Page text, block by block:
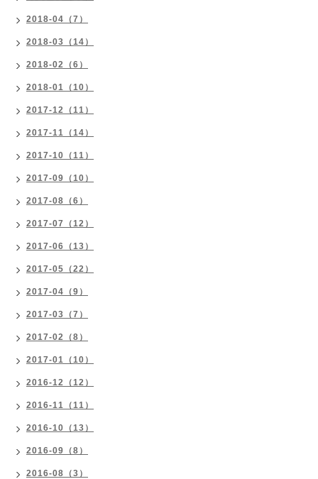
2018-04（7）
2018-03（14）
2018-02（6）
2018-01（10）
2017-12（11）
2017-11（14）
2017-10（11）
2017-09（10）
2017-08（6）
2017-07（12）
2017-06（13）
2017-05（22）
2017-04（9）
2017-03（7）
2017-02（8）
2017-01（10）
2016-12（12）
2016-11（11）
2016-10（13）
2016-09（8）
2016-08（3）